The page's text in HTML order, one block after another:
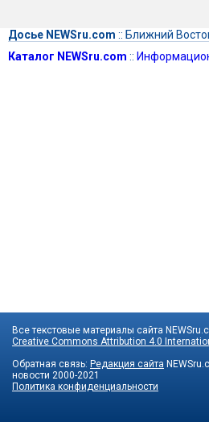
Досье NEWSru.com :: Ближний
Каталог NEWSru.com ::
Все текстовые материалы сайта
Creative Commons Attribution 4.0
Обратная связь: Редакция сайта
новости 2000-2021
Политика конфиденциальности